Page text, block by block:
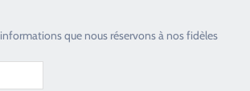
que nous réservons à nos fidèles